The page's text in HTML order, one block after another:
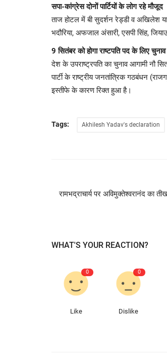
सपा-कांग्रेस दोनों पार्टियों के लोग रहे मौजूद
ताज होटल में बी सुदर्शन रेड्डी व अखिलेश
भदौरिया, अफजाल अंसारी, एसपी सिंह,
9 सितंबर को होगा राष्टपति पद के लिए चुनाव
देश के उपराष्ट्रपति का चुनाव आगामी नौ
पार्टी के राष्ट्रीय जनतांत्रिक गठबंधन
इस्तीफे के कारण रिक्त हुआ है।
Tags: Akhilesh Yadav's declaration
रामभद्राचार्य पर अविमुक्तेश्वरानंद का
WHAT'S YOUR REACTION?
0
Like
0
Dislike